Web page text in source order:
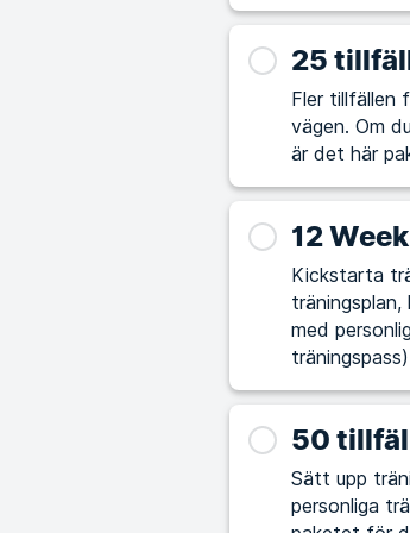
25
Fler tillfällen
vägen. Om du tycker att det är utmanande att själv lägga upp träningspass
är det här
12
Kickstarta
med
50
Sätt upp
personliga tränare. Om du vill ta din träning och hälsa